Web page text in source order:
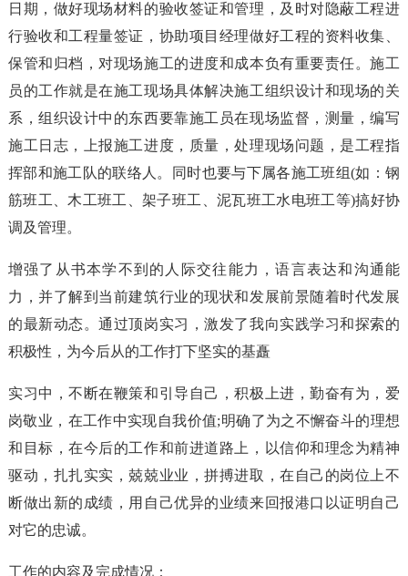
日期，做好现场材料的验收签证和管理，及时对隐蔽工程进
行验收和工程量签证，协助项目经理做好工程的资料收集、
保管和归档，对现场施工的进度和成本负有重要责任。施工
员的工作就是在施工现场具体解决施工组织设计和现场的关
系，组织设计中的东西要靠施工员在现场监督，测量，编写
施工日志，上报施工进度，质量，处理现场问题，是工程指
挥部和施工队的联络人。同时也要与下属各施工班组(如：钢
筋班工、木工班工、架子班工、泥瓦班工水电班工等)搞好协
调及管理。
增强了从书本学不到的人际交往能力，语言表达和沟通能
力，并了解到当前建筑行业的现状和发展前景随着时代发展
的最新动态。通过顶岗实习，激发了我向实践学习和探索的
积极性，为今后从的工作打下坚实的基矗
实习中，不断在鞭策和引导自己，积极上进，勤奋有为，爱
岗敬业，在工作中实现自我价值;明确了为之不懈奋斗的理想
和目标，在今后的工作和前进道路上，以信仰和理念为精神
驱动，扎扎实实，兢兢业业，拼搏进取，在自己的岗位上不
断做出新的成绩，用自己优异的业绩来回报港口以证明自己
对它的忠诚。
工作的内容及完成情况：